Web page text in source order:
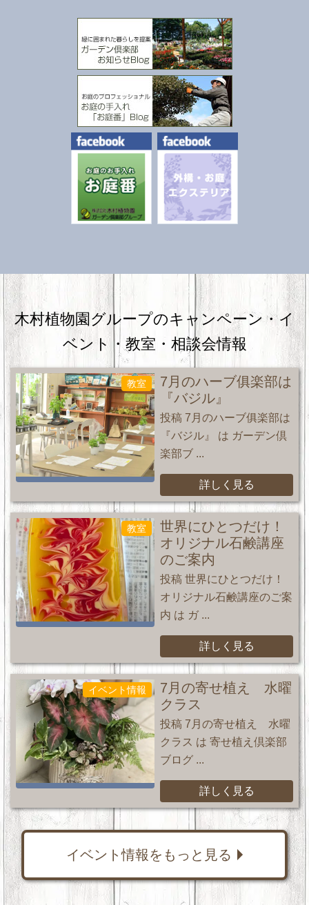
木村植物園グループのキャンペーン・イ
ベント・教室・相談会情報
教室
7月のハーブ俱楽部は
『バジル』
投稿 7月のハーブ俱楽部は
『バジル』 は ガーデン倶
楽部ブ ...
詳しく見る
教室
世界にひとつだけ！
オリジナル石鹸講座
のご案内
投稿 世界にひとつだけ！
オリジナル石鹸講座のご案
内 は ガ ...
詳しく見る
イベント情報
7月の寄せ植え 水曜
クラス
投稿 7月の寄せ植え 水曜
クラス は 寄せ植え倶楽部
ブログ ...
詳しく見る
イベント情報をもっと見る